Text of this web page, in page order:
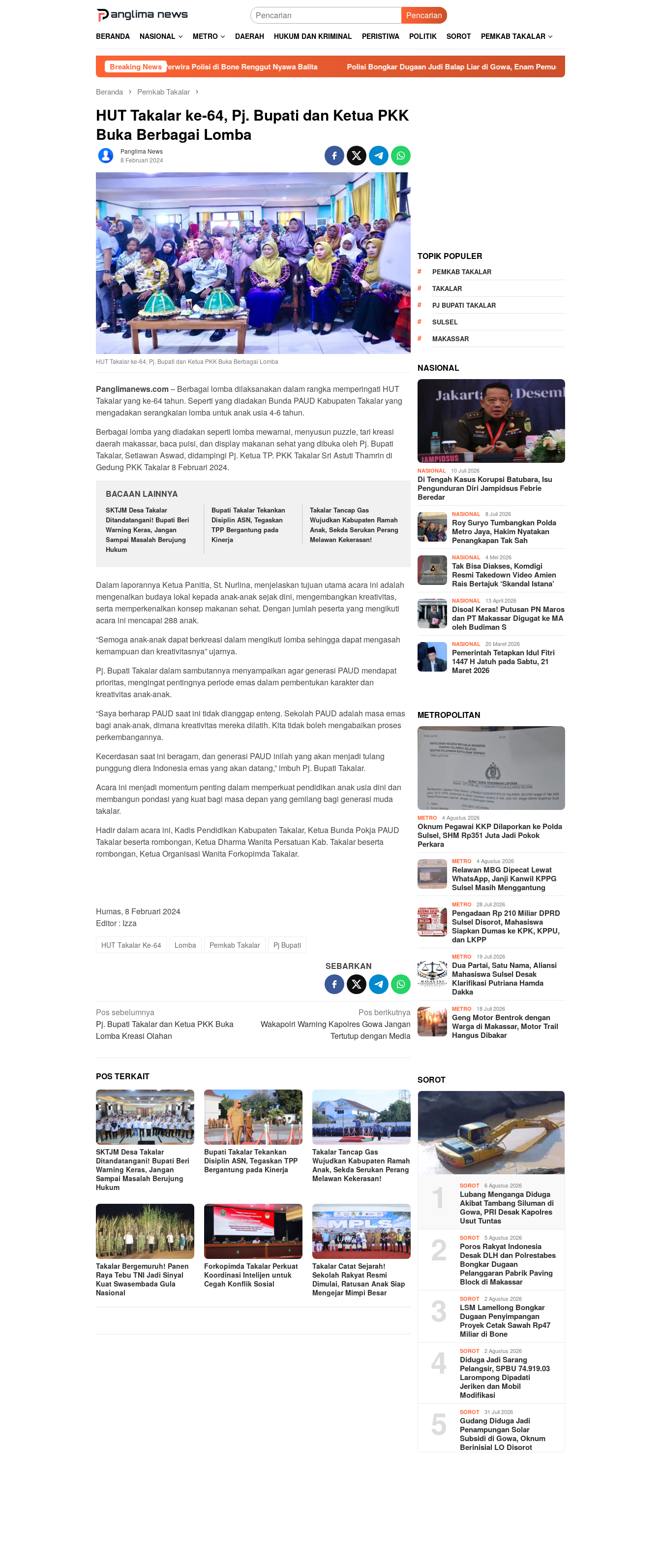
Pencarian
BERANDA NASIONAL METRO DAERAH HUKUM DAN KRIMINAL PERISTIWA POLITIK SOROT PEMKAB TAKALAR
Breaking News
Diduga Terobos Lampu Merah, Perwira Polisi di Bone Renggut Nyawa Balita Polisi Bongkar Dugaan Judi Balap Liar di Gowa, Enam Pemuda Diamankan
Beranda Pemkab Takalar
HUT Takalar ke-64, Pj. Bupati dan Ketua PKK
Buka Berbagai Lomba
Panglima News
8 Februari 2024
HUT Takalar ke-64, Pj. Bupati dan Ketua PKK Buka Berbagai Lomba
Panglimanews.com– Berbagai lomba dilaksanakan dalam rangka memperingati HUT
Takalar yang ke-64 tahun. Seperti yang diadakan Bunda PAUD Kabupaten Takalar yang
mengadakan serangkaian lomba untuk anak usia 4-6 tahun.
Berbagai lomba yang diadakan seperti lomba mewarnai, menyusun puzzle, tari kreasi
daerah makassar, baca puisi, dan display makanan sehat yang dibuka oleh Pj. Bupati
Takalar, Setiawan Aswad, didampingi Pj. Ketua TP. PKK Takalar Sri Astuti Thamrin di
Gedung PKK Takalar 8 Februari 2024.
BACAAN LAINNYA
SKTJM Desa Takalar
Ditandatangani! Bupati Beri
Warning Keras, Jangan
Sampai Masalah Berujung
Hukum
Bupati Takalar Tekankan
Disiplin ASN, Tegaskan
TPP Bergantung pada
Kinerja
Takalar Tancap Gas
Wujudkan Kabupaten Ramah
Anak, Sekda Serukan Perang
Melawan Kekerasan!
Dalam laporannya Ketua Panitia, St. Nurlina, menjelaskan tujuan utama acara ini adalah
mengenalkan budaya lokal kepada anak-anak sejak dini, mengembangkan kreativitas,
serta memperkenalkan konsep makanan sehat. Dengan jumlah peserta yang mengikuti
acara ini mencapai 288 anak.
“Semoga anak-anak dapat berkreasi dalam mengikuti lomba sehingga dapat mengasah
kemampuan dan kreativitasnya” ujarnya.
Pj. Bupati Takalar dalam sambutannya menyampaikan agar generasi PAUD mendapat
prioritas, mengingat pentingnya periode emas dalam pembentukan karakter dan
kreativitas anak-anak.
“Saya berharap PAUD saat ini tidak dianggap enteng. Sekolah PAUD adalah masa emas
bagi anak-anak, dimana kreativitas mereka dilatih. Kita tidak boleh mengabaikan proses
perkembangannya.
Kecerdasan saat ini beragam, dan generasi PAUD inilah yang akan menjadi tulang
punggung diera Indonesia emas yang akan datang,” imbuh Pj. Bupati Takalar.
Acara ini menjadi momentum penting dalam memperkuat pendidikan anak usia dini dan
membangun pondasi yang kuat bagi masa depan yang gemilang bagi generasi muda
takalar.
Hadir dalam acara ini, Kadis Pendidikan Kabupaten Takalar, Ketua Bunda Pokja PAUD
Takalar beserta rombongan, Ketua Dharma Wanita Persatuan Kab. Takalar beserta
rombongan, Ketua Organisasi Wanita Forkopimda Takalar.
Humas, 8 Februari 2024
Editor : Izza
HUT Takalar Ke-64 Lomba Pemkab Takalar Pj Bupati
SEBARKAN
Navigasi
pos
Pos sebelumnya
Pj. Bupati Takalar dan Ketua PKK Buka
Lomba Kreasi Olahan
Pos berikutnya
Wakapolri Warning Kapolres Gowa Jangan
Tertutup dengan Media
POS TERKAIT
SKTJM Desa Takalar
Ditandatangani! Bupati Beri
Warning Keras, Jangan
Sampai Masalah Berujung
Hukum
Bupati Takalar Tekankan
Disiplin ASN, Tegaskan TPP
Bergantung pada Kinerja
Takalar Tancap Gas
Wujudkan Kabupaten Ramah
Anak, Sekda Serukan Perang
Melawan Kekerasan!
Takalar Bergemuruh! Panen
Raya Tebu TNI Jadi Sinyal
Kuat Swasembada Gula
Nasional
Forkopimda Takalar Perkuat
Koordinasi Intelijen untuk
Cegah Konflik Sosial
Takalar Catat Sejarah!
Sekolah Rakyat Resmi
Dimulai, Ratusan Anak Siap
Mengejar Mimpi Besar
TOPIK POPULER
PEMKAB TAKALAR
TAKALAR
PJ BUPATI TAKALAR
SULSEL
MAKASSAR
NASIONAL
NASIONAL 10 Juli 2026
Di Tengah Kasus Korupsi Batubara, Isu
Pengunduran Diri Jampidsus Febrie
Beredar
NASIONAL 8 Juli 2026
Roy Suryo Tumbangkan Polda
Metro Jaya, Hakim Nyatakan
Penangkapan Tak Sah
NASIONAL 4 Mei 2026
Tak Bisa Diakses, Komdigi
Resmi Takedown Video Amien
Rais Bertajuk ‘Skandal Istana’
NASIONAL 13 April 2026
Disoal Keras! Putusan PN Maros
dan PT Makassar Digugat ke MA
oleh Budiman S
NASIONAL 20 Maret 2026
Pemerintah Tetapkan Idul Fitri
1447 H Jatuh pada Sabtu, 21
Maret 2026
METROPOLITAN
METRO 4 Agustus 2026
Oknum Pegawai KKP Dilaporkan ke Polda
Sulsel, SHM Rp351 Juta Jadi Pokok
Perkara
METRO 4 Agustus 2026
Relawan MBG Dipecat Lewat
WhatsApp, Janji Kanwil KPPG
Sulsel Masih Menggantung
METRO 28 Juli 2026
Pengadaan Rp 210 Miliar DPRD
Sulsel Disorot, Mahasiswa
Siapkan Dumas ke KPK, KPPU,
dan LKPP
METRO 19 Juli 2026
Dua Partai, Satu Nama, Aliansi
Mahasiswa Sulsel Desak
Klarifikasi Putriana Hamda
Dakka
METRO 18 Juli 2026
Geng Motor Bentrok dengan
Warga di Makassar, Motor Trail
Hangus Dibakar
SOROT
1 SOROT 6 Agustus 2026
Lubang Menganga Diduga
Akibat Tambang Siluman di
Gowa, PRI Desak Kapolres
Usut Tuntas
2 SOROT 5 Agustus 2026
Poros Rakyat Indonesia
Desak DLH dan Polrestabes
Bongkar Dugaan
Pelanggaran Pabrik Paving
Block di Makassar
3 SOROT 2 Agustus 2026
LSM Lamellong Bongkar
Dugaan Penyimpangan
Proyek Cetak Sawah Rp47
Miliar di Bone
4 SOROT 2 Agustus 2026
Diduga Jadi Sarang
Pelangsir, SPBU 74.919.03
Larompong Dipadati
Jeriken dan Mobil
Modifikasi
5 SOROT 31 Juli 2026
Gudang Diduga Jadi
Penampungan Solar
Subsidi di Gowa, Oknum
Berinisial LO Disorot